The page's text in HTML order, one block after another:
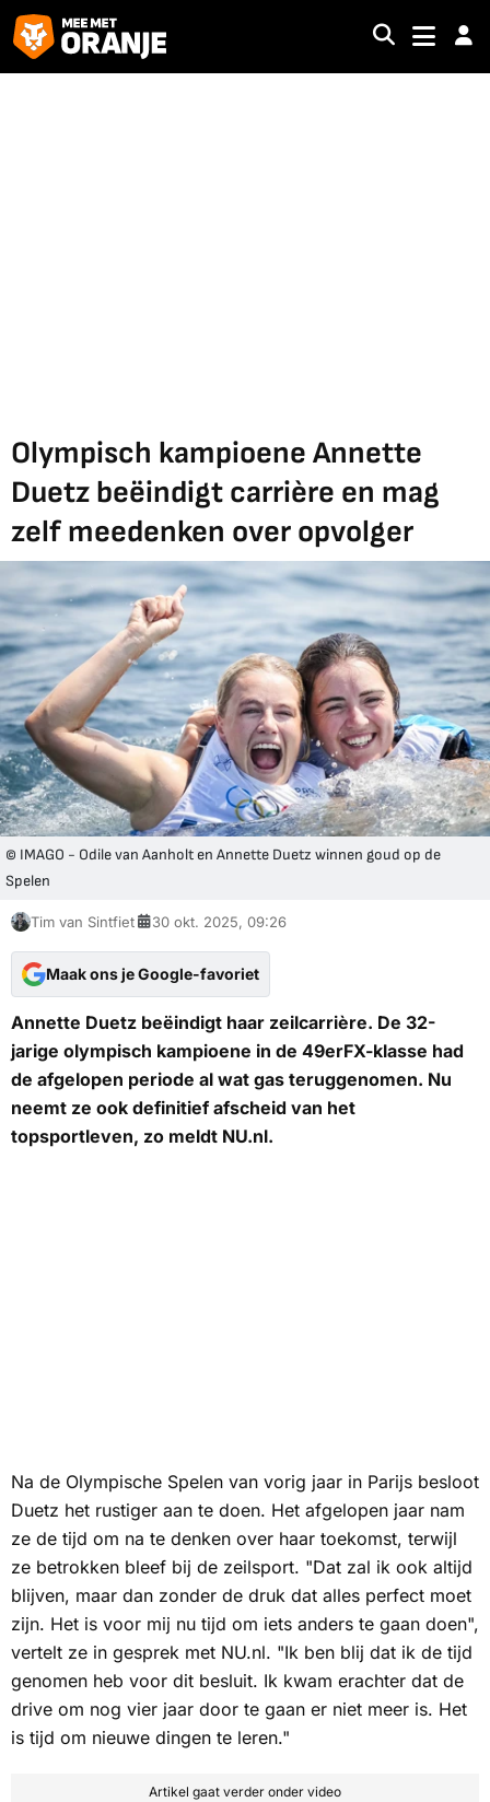
Olympisch kampioene Annette
Duetz beëindigt carrière en mag
zelf meedenken over opvolger
© IMAGO - Odile van Aanholt en Annette Duetz winnen goud op de
Spelen
Tim van Sintfiet 30 okt. 2025, 09:26
Maak ons je Google-favoriet
Annette Duetz beëindigt haar zeilcarrière. De 32-
jarige olympisch kampioene in de 49erFX-klasse had
de afgelopen periode al wat gas teruggenomen. Nu
neemt ze ook definitief afscheid van het
topsportleven, zo meldt NU.nl.
Na de Olympische Spelen van vorig jaar in Parijs besloot
Duetz het rustiger aan te doen. Het afgelopen jaar nam
ze de tijd om na te denken over haar toekomst, terwijl
ze betrokken bleef bij de zeilsport. "Dat zal ik ook altijd
blijven, maar dan zonder de druk dat alles perfect moet
zijn. Het is voor mij nu tijd om iets anders te gaan doen",
vertelt ze in gesprek met NU.nl. "Ik ben blij dat ik de tijd
genomen heb voor dit besluit. Ik kwam erachter dat de
drive om nog vier jaar door te gaan er niet meer is. Het
is tijd om nieuwe dingen te leren."
Artikel gaat verder onder video